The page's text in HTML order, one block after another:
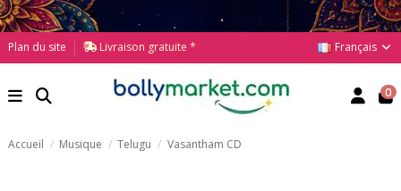
Plan du site Livraison gratuite * Français
0
Accueil Musique Telugu Vasantham CD